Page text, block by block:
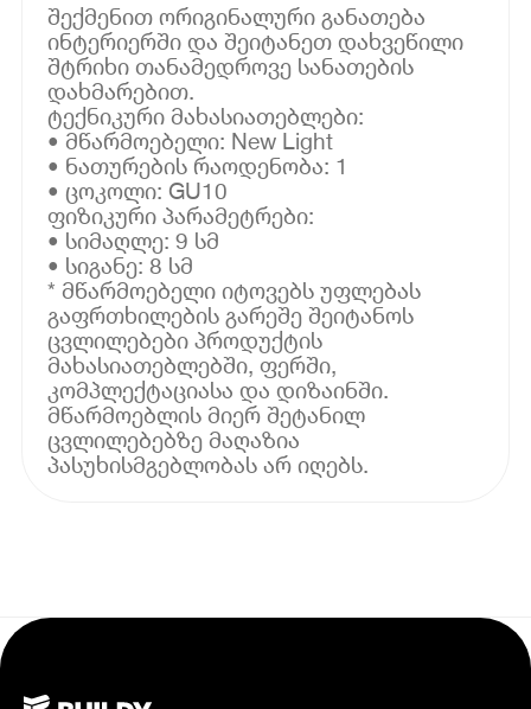
შექმენით ორიგინალური განათება
ინტერიერში და შეიტანეთ დახვეწილი
შტრიხი თანამედროვე სანათების
დახმარებით.
ტექნიკური მახასიათებლები:
• მწარმოებელი: New Light
• ნათურების რაოდენობა: 1
• ცოკოლი: GU10
ფიზიკური პარამეტრები:
• სიმაღლე: 9 სმ
• სიგანე: 8 სმ
* მწარმოებელი იტოვებს უფლებას
გაფრთხილების გარეშე შეიტანოს
ცვლილებები პროდუქტის
მახასიათებლებში, ფერში,
კომპლექტაციასა და დიზაინში.
მწარმოებლის მიერ შეტანილ
ცვლილებებზე მაღაზია
პასუხისმგებლობას არ იღებს.